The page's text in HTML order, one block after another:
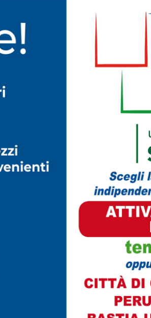
della scuola dell’infanzia di
primaria di Montedoro; quelli delle
primaria di Riosecco; gli
sezione 39 di Badia Petroia e della
di secondo grado di
per gravi patologie, per Covid
cabina per votare, il Distretto Alto
un servizio di rilascio delle
degli utenti dalle ore 8.30 alle
disposizione un servizio di trasporto
gli anziani, che sarà utilizzabile
ore 18.30. Il trasferimento potrà
Elettorale comunale chiarisce
si presenteranno ai seggi. E’
regole basilari di prevenzione
caso di sintomatologia respiratoria
a partecipare al voto, con
sono invitati a controllare, l’Ufficio